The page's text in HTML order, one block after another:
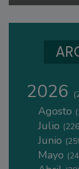
2026
Agosto
Julio
Junio
Mayo